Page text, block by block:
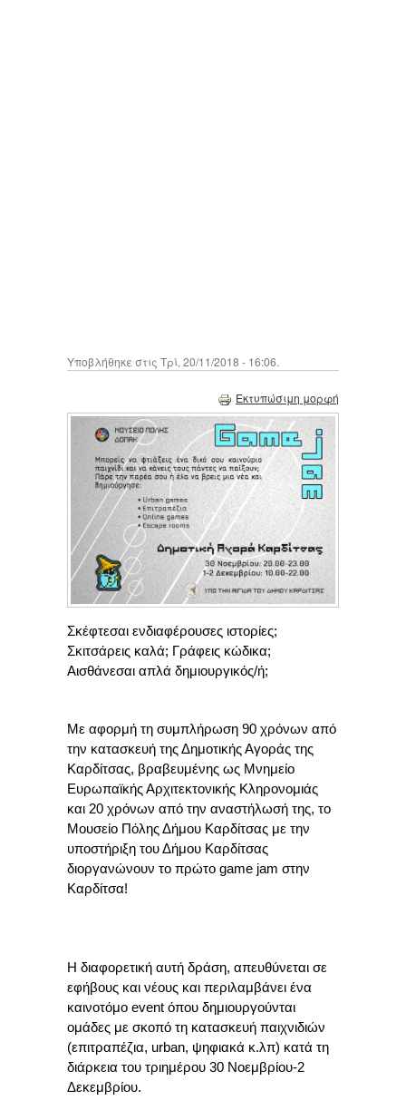
Υποβλήθηκε στις Τρί, 20/11/2018 - 16:06.
Εκτυπώσιμη μορφή
Σκέφτεσαι ενδιαφέρουσες ιστορίες;
Σκιτσάρεις καλά; Γράφεις κώδικα;
Αισθάνεσαι απλά δημιουργικός/ή;
Με αφορμή τη συμπλήρωση 90 χρόνων από
την κατασκευή της Δημοτικής Αγοράς της
Καρδίτσας, βραβευμένης ως Μνημείο
Ευρωπαϊκής Αρχιτεκτονικής Κληρονομιάς
και 20 χρόνων από την αναστήλωσή της, το
Μουσείο Πόλης Δήμου Καρδίτσας με την
υποστήριξη του Δήμου Καρδίτσας
διοργανώνουν το πρώτο game jam στην
Καρδίτσα!
Η διαφορετική αυτή δράση, απευθύνεται σε
εφήβους και νέους και περιλαμβάνει ένα
καινοτόμο event όπου δημιουργούνται
ομάδες με σκοπό τη κατασκευή παιχνιδιών
(επιτραπέζια, urban, ψηφιακά κ.λπ) κατά τη
διάρκεια του τριημέρου 30 Νοεμβρίου-2
Δεκεμβρίου.